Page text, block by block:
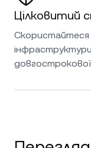
Цілковитий
Скористайтеся